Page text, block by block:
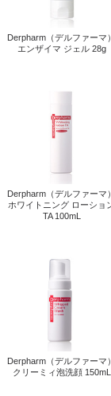
Derpharm（デルファーマ）
Derpharm（デルファーマ）